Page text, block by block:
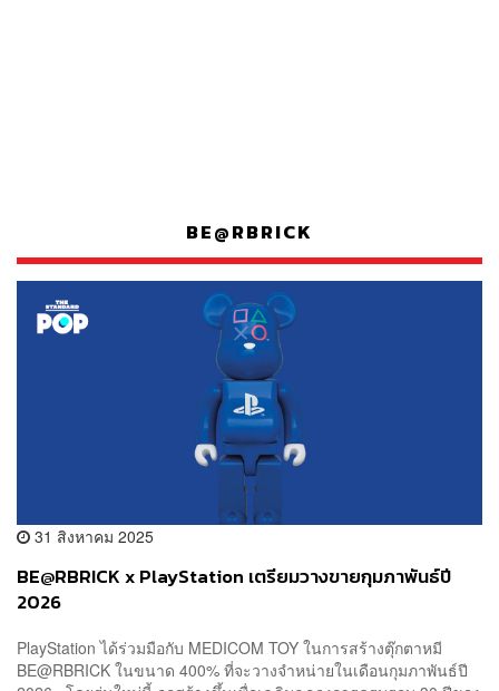
BE@RBRICK
31 สิงหาคม 2025
BE@RBRICK x PlayStation เตรียมวางขายกุมภาพันธ์ปี
2026
PlayStation ได้ร่วมมือกับ MEDICOM TOY ในการสร้างตุ๊กตาหมี
BE@RBRICK ในขนาด 400% ที่จะวางจำหน่ายในเดือนกุมภาพันธ์ปี